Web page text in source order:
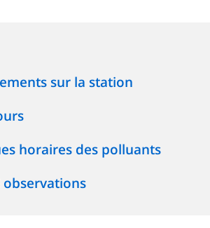
sur la station
horaires des polluants
observations